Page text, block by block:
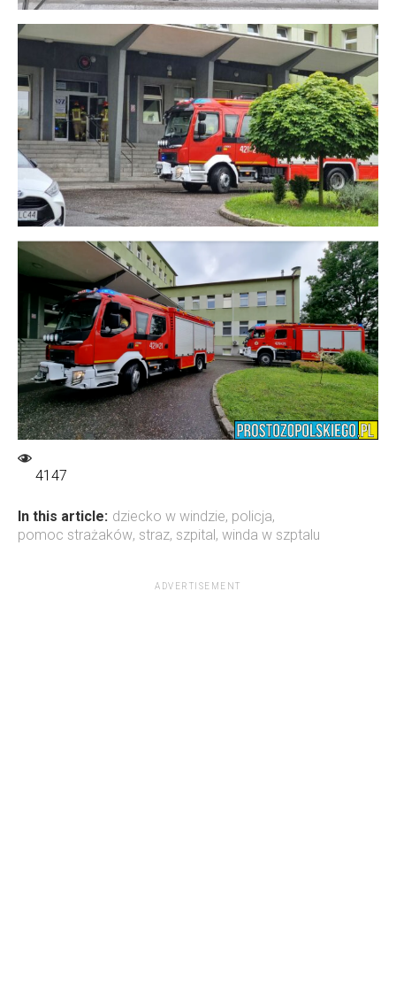
4147
In this article: dziecko w windzie, policja,
pomoc strażaków, straz, szpital , winda w szptalu
ADVERTISEMENT